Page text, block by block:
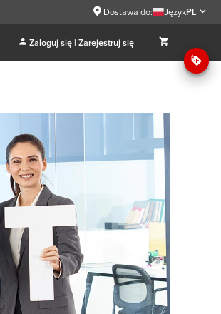
Dostawa do: JęzykPL
Zaloguj się | Zarejestruj się